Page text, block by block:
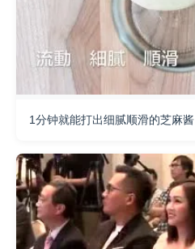
1分钟就能打出细腻顺滑的芝麻酱